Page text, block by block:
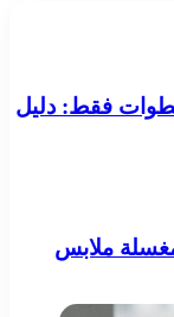
مكتب العمل الرياض ب6 خطوات فقط: دليل
ملابس